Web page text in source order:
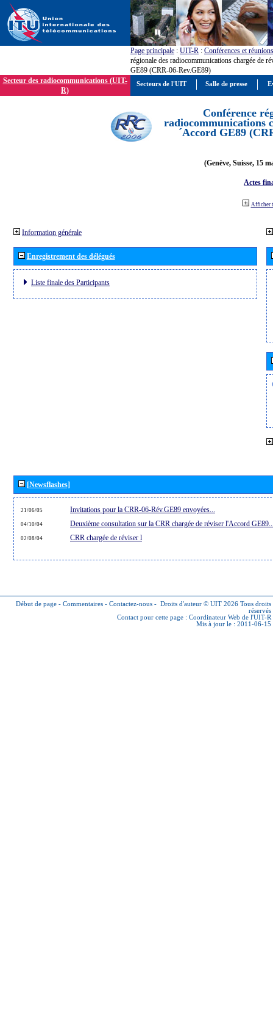
Page principale : UIT-R : Conférences et réunions
régionale des radiocommunications chargée de
GE89 (CRR-06-Rev.GE89)
Secteur des radiocommunications (UIT-
R)
Conférence
radiocommunications
´Accord GE89
(Genève, Suisse, 15
Actes
Afficher
Information générale
Enregistrement des délégués
Liste finale des Participants
[Newsflashes]
21/06/05 Invitations pour la CRR-06-Rév.GE89 envoyées...
04/10/04 Deuxième consultation sur la CRR chargée de réviser l'Accord
02/08/04 CRR chargée de réviser l
Début de page - Commentaires - Contactez-nous - Droits d'auteur © UIT 2026 Tous droits
réservés
Contact pour cette page : Coordinateur Web de l'UIT-R
Mis à jour le : 2011-06-15
Secteurs de l'UIT Salle de presse